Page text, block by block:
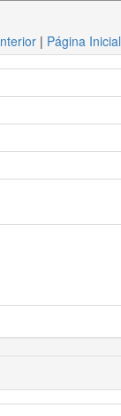
| Página Inicial